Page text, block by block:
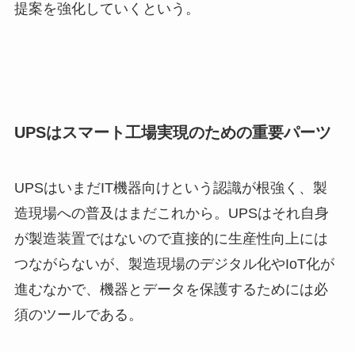
提案を強化していくという。
UPSはスマート工場実現のための重要パーツ
UPSはいまだIT機器向けという認識が根強く、製
造現場への普及はまだこれから。UPSはそれ自身
が製造装置ではないので直接的に生産性向上には
つながらないが、製造現場のデジタル化やIoT化が
進むなかで、機器とデータを保護するためには必
須のツールである。